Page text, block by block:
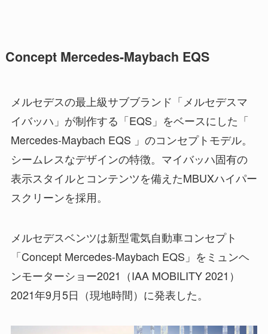
Concept Mercedes-Maybach EQS
メルセデスの最上級サブブランド「メルセデスマ
イバッハ」が制作する「EQS」をベースにした「
Mercedes-Maybach EQS 」のコンセプトモデル。
シームレスなデザインの特徴。マイバッハ固有の
表示スタイルとコンテンツを備えたMBUXハイパー
スクリーンを採用。
メルセデスベンツは新型電気自動車コンセプト
「Concept Mercedes-Maybach EQS」をミュンヘ
ンモーターショー2021（IAA MOBILITY 2021）
2021年9月5日（現地時間）に発表した。